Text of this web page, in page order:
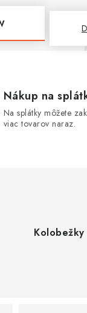
Nákup na
Na splátky môžete
viac tovarov naraz.
Kolobežky